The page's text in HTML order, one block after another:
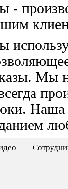
-
Мы
Наша